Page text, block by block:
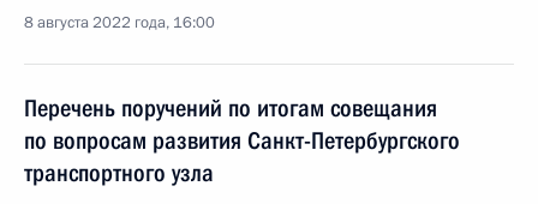
8 августа 2022 года, 16:00
Перечень поручений по итогам совещания
по вопросам развития Санкт-Петербургского
транспортного узла